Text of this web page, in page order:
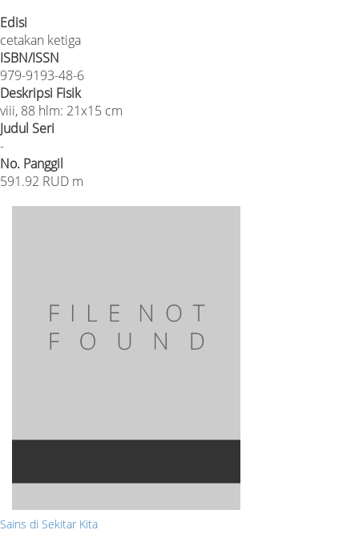
Edisi
cetakan ketiga
ISBN/ISSN
979-9193-48-6
Deskripsi Fisik
viii, 88 hlm: 21x15 cm
Judul Seri
-
No. Panggil
591.92 RUD m
Sains di Sekitar Kita